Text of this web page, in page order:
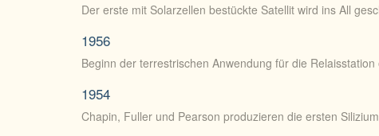
Der erste mit Solarzellen bestückte Satellit wird ins All
1956
Beginn der terrestrischen Anwendung für die
1954
Chapin, Fuller und Pearson produzieren die ersten